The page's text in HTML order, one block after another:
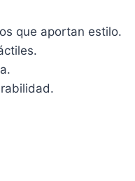
que aportan estilo.